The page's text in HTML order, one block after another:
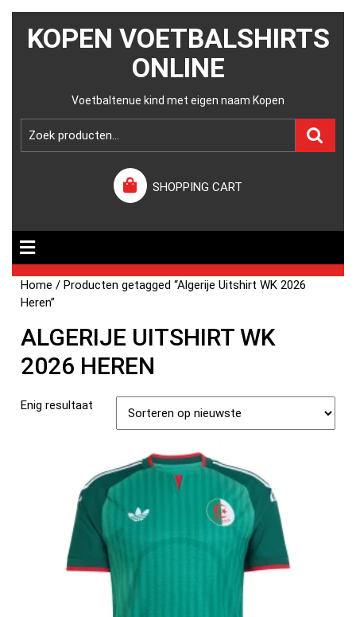
KOPEN VOETBALSHIRTS
ONLINE
Voetbaltenue kind met eigen naam Kopen
SHOPPING CART
Home / Producten getagged “Algerije Uitshirt WK 2026
Heren”
ALGERIJE UITSHIRT WK
2026 HEREN
Enig resultaat